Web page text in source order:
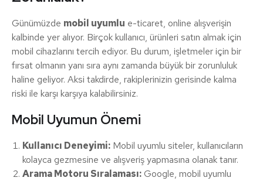
Günümüzde mobil uyumlu e-ticaret, online alışverişin
kalbinde yer alıyor. Birçok kullanıcı, ürünleri satın almak için
mobil cihazlarını tercih ediyor. Bu durum, işletmeler için bir
fırsat olmanın yanı sıra aynı zamanda büyük bir zorunluluk
haline geliyor. Aksi takdirde, rakiplerinizin gerisinde kalma
riski ile karşı karşıya kalabilirsiniz.
Mobil Uyumun Önemi
Kullanıcı Deneyimi: Mobil uyumlu siteler, kullanıcıların
kolayca gezmesine ve alışveriş yapmasına olanak tanır.
Arama Motoru Sıralaması:Google, mobil uyumlu